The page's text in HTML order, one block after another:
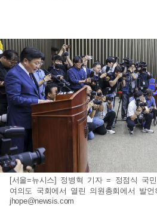
[서울=뉴시스] 정병혁 기자 = 정점식 국
여의도 국회에서 열린 의원총회에서 발언
jhope@newsis.com